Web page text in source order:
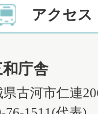
アクセス
庁舎
県古河市仁連